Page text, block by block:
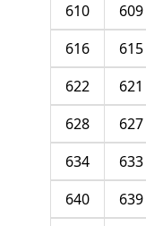
609
610
615
616
621
622
627
628
633
634
639
640